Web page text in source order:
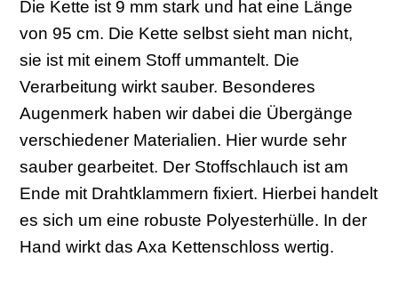
Die Kette ist 9 mm stark und hat eine Länge
von 95 cm. Die Kette selbst sieht man nicht,
sie ist mit einem Stoff ummantelt. Die
Verarbeitung wirkt sauber. Besonderes
Augenmerk haben wir dabei die Übergänge
verschiedener Materialien. Hier wurde sehr
sauber gearbeitet. Der Stoffschlauch ist am
Ende mit Drahtklammern fixiert. Hierbei handelt
es sich um eine robuste Polyesterhülle. In der
Hand wirkt das Axa Kettenschloss wertig.